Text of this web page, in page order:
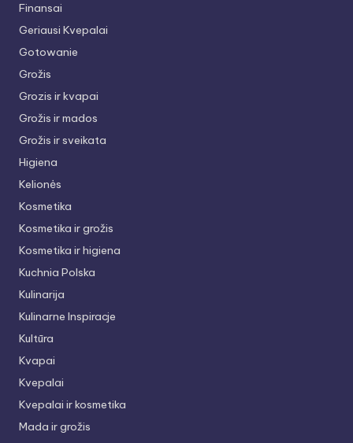
Finansai
Geriausi Kvepalai
Gotowanie
Grožis
Grozis ir kvapai
Grožis ir mados
Grožis ir sveikata
Higiena
Kelionės
Kosmetika
Kosmetika ir grožis
Kosmetika ir higiena
Kuchnia Polska
Kulinarija
Kulinarne Inspiracje
Kultūra
Kvapai
Kvepalai
Kvepalai ir kosmetika
Mada ir grožis